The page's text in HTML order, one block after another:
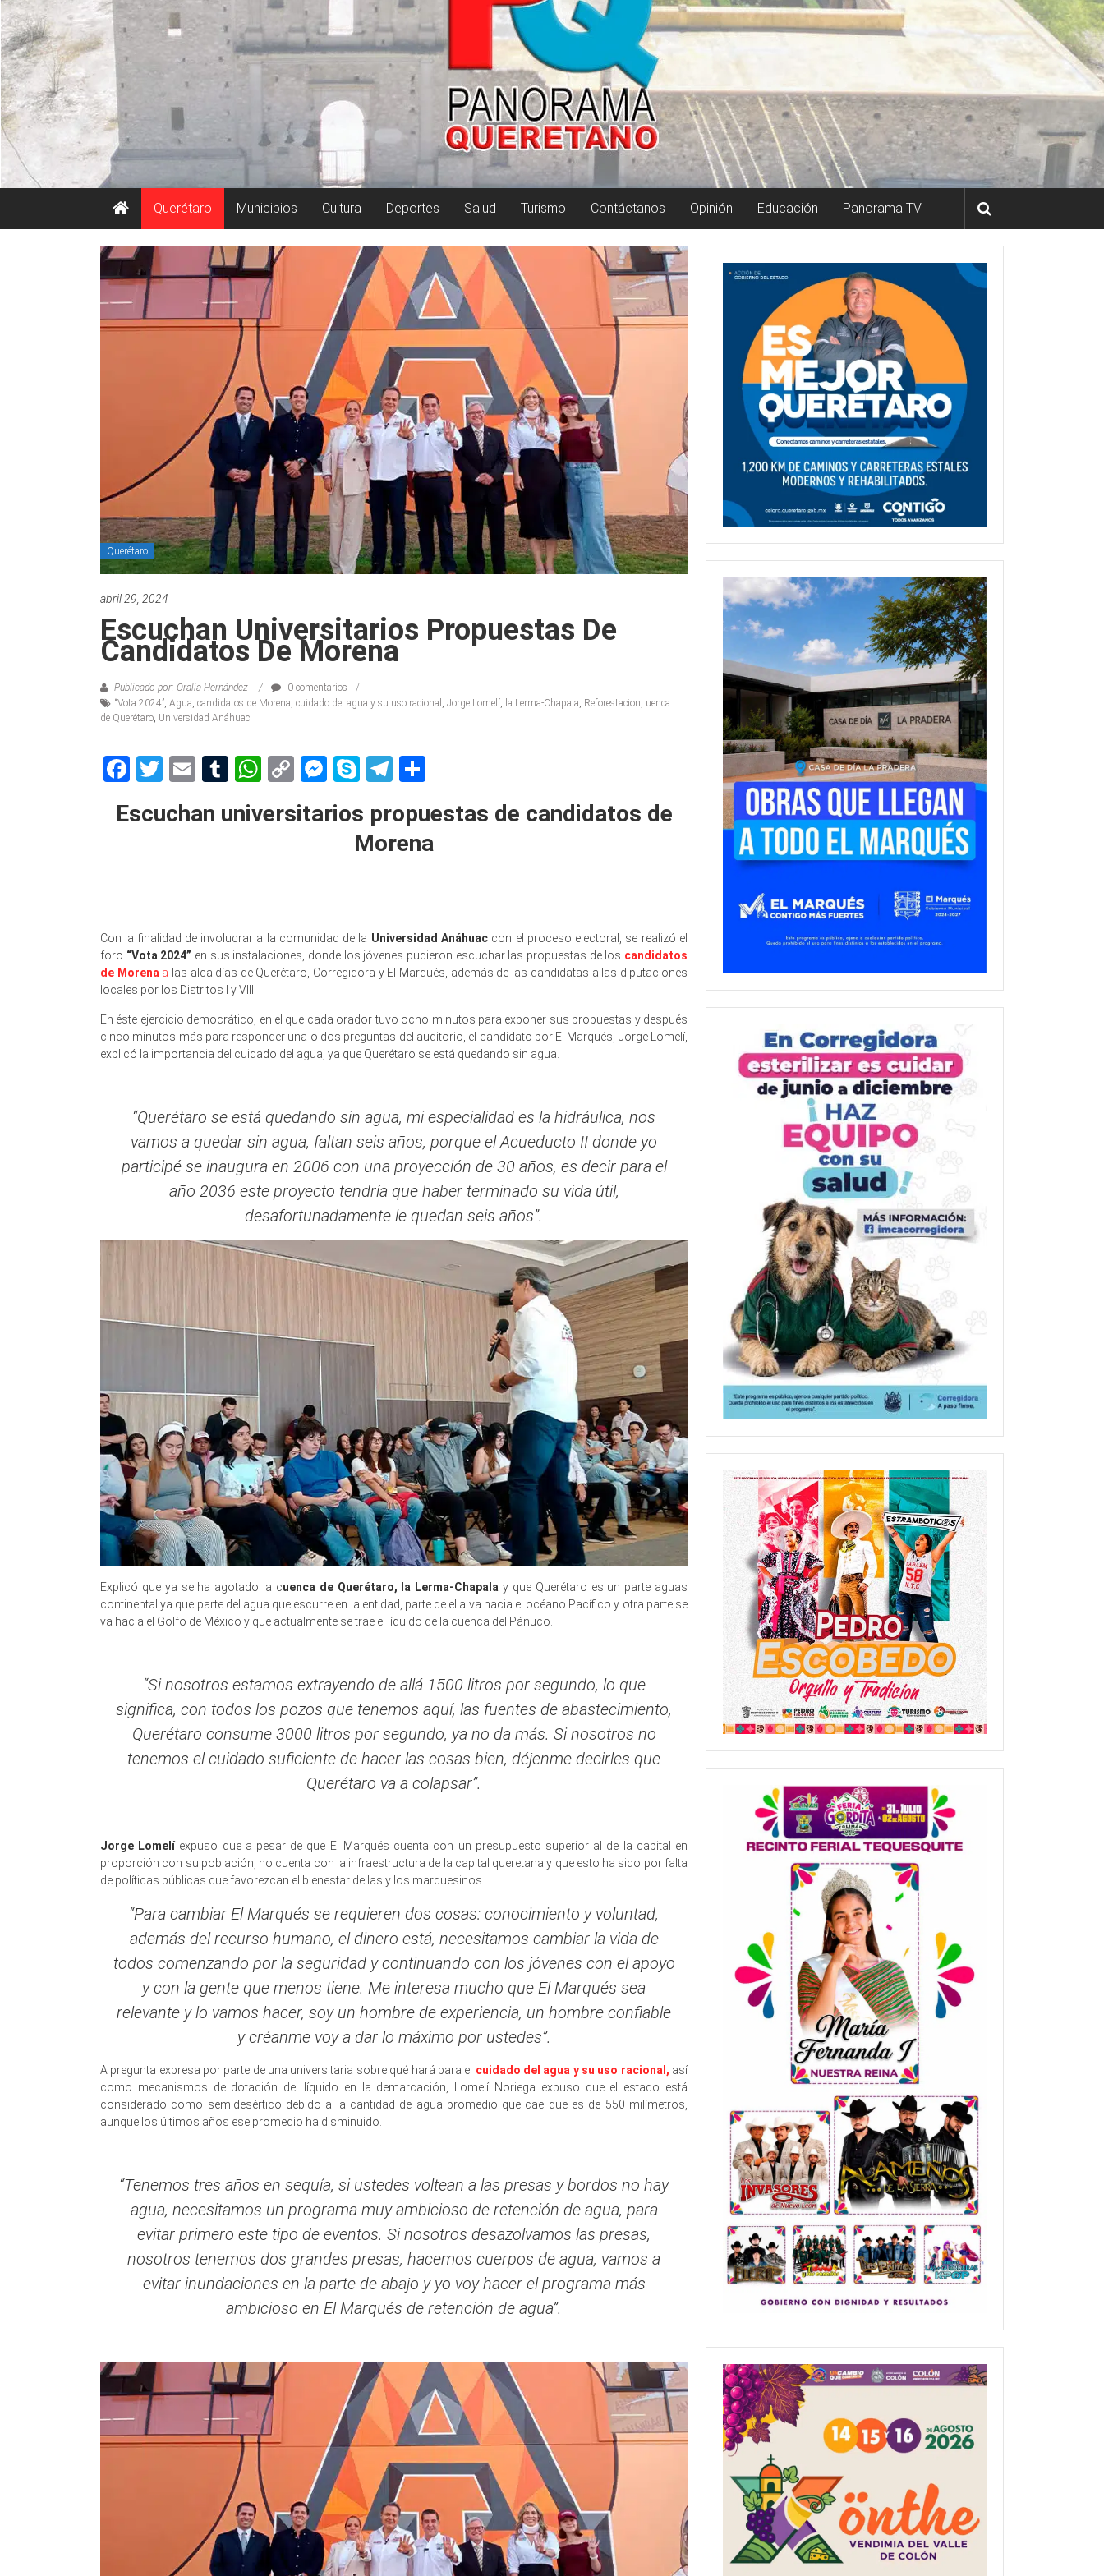
Querétaro Municipios Cultura Deportes Salud Turismo Contáctanos Opinión Educación Panorama TV
Querétaro
abril 29, 2024
Escuchan Universitarios Propuestas De
Candidatos De Morena
Publicado por: Oralia Hernández
0 comentarios
“Vota 2024”, Agua, candidatos de Morena, cuidado del agua y su uso racional , Jorge Lomelí, la Lerma-Chapala, Reforestacion, uenca
de Querétaro, Universidad Anáhuac
Facebook
Twitter
EmailTumblr
WhatsApp
CopyMessenger
SkypeTelegram
Escuchan universitarios propuestas de candidatos de
Morena
Con la finalidad de involucrar a la comunidad de la Universidad Anáhuac con el proceso electoral, se realizó el
foro “Vota 2024” en sus instalaciones, donde los jóvenes pudieron escuchar las propuestas de los candidatos
de Morena a las alcaldías de Querétaro, Corregidora y El Marqués, además de las candidatas a las diputaciones
locales por los Distritos I y VIII.
En éste ejercicio democrático, en el que cada orador tuvo ocho minutos para exponer sus propuestas y después
cinco minutos más para responder una o dos preguntas del auditorio, el candidato por El Marqués, Jorge Lomelí,
explicó la importancia del cuidado del agua, ya que Querétaro se está quedando sin agua.
“Querétaro se está quedando sin agua, mi especialidad es la hidráulica, nos
vamos a quedar sin agua, faltan seis años, porque el Acueducto II donde yo
participé se inaugura en 2006 con una proyección de 30 años, es decir para el
año 2036 este proyecto tendría que haber terminado su vida útil,
desafortunadamente le quedan seis años”.
Explicó que ya se ha agotado la cuenca de Querétaro, la Lerma-Chapala y que Querétaro es un parte aguas
continental ya que parte del agua que escurre en la entidad, parte de ella va hacia el océano Pacífico y otra parte se
va hacia el Golfo de México y que actualmente se trae el líquido de la cuenca del Pánuco.
“Si nosotros estamos extrayendo de allá 1500 litros por segundo, lo que
significa, con todos los pozos que tenemos aquí, las fuentes de abastecimiento,
Querétaro consume 3000 litros por segundo, ya no da más. Si nosotros no
tenemos el cuidado suficiente de hacer las cosas bien, déjenme decirles que
Querétaro va a colapsar”.
Jorge Lomelíexpuso que a pesar de que El Marqués cuenta con un presupuesto superior al de la capital en
proporción con su población, no cuenta con la infraestructura de la capital queretana y que esto ha sido por falta
de políticas públicas que favorezcan el bienestar de las y los marquesinos.
“Para cambiar El Marqués se requieren dos cosas: conocimiento y voluntad,
además del recurso humano, el dinero está, necesitamos cambiar la vida de
todos comenzando por la seguridad y continuando con los jóvenes con el apoyo
y con la gente que menos tiene. Me interesa mucho que El Marqués sea
relevante y lo vamos hacer, soy un hombre de experiencia, un hombre confiable
y créanme voy a dar lo máximo por ustedes”.
A pregunta expresa por parte de una universitaria sobre qué hará para el cuidado del agua y su uso racional, así
como mecanismos de dotación del líquido en la demarcación, Lomelí Noriega expuso que el estado está
considerado como semidesértico debido a la cantidad de agua promedio que cae que es de 550 milímetros,
aunque los últimos años ese promedio ha disminuido.
“Tenemos tres años en sequía, si ustedes voltean a las presas y bordos no hay
agua, necesitamos un programa muy ambicioso de retención de agua, para
evitar primero este tipo de eventos. Si nosotros desazolvamos las presas,
nosotros tenemos dos grandes presas, hacemos cuerpos de agua, vamos a
evitar inundaciones en la parte de abajo y yo voy hacer el programa más
ambicioso en El Marqués de retención de agua”.